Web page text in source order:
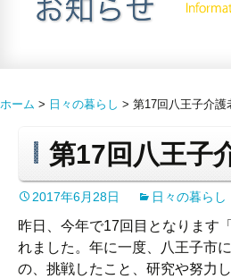
ホーム > 日々の暮らし > 第17回八王子介護
第17回八王子
2017年6月28日 日々の暮らし
昨日、今年で17回目となります
れました。年に一度、八王子市
の、挑戦したこと、研究や努力